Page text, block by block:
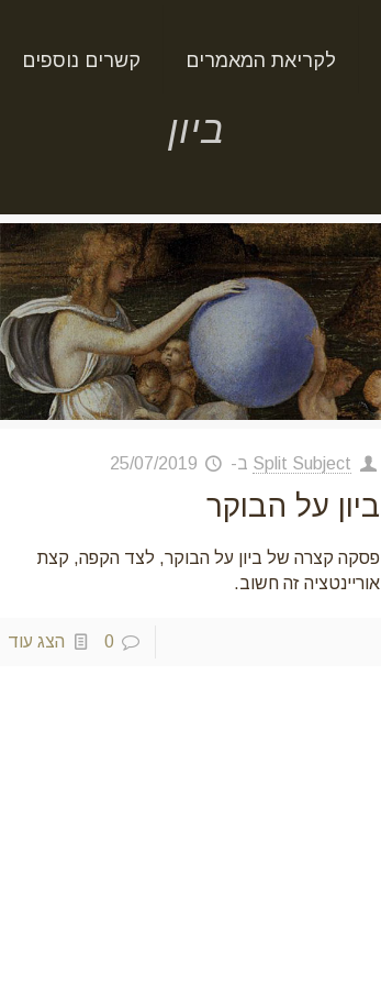
לקריאת המאמרים קשרים נוספים
ביון
Split Subject ב- 25/07/2019
ביון על הבוקר
פסקה קצרה של ביון על הבוקר, לצד הקפה, קצת
אוריינטציה זה חשוב.
0 הצג עוד